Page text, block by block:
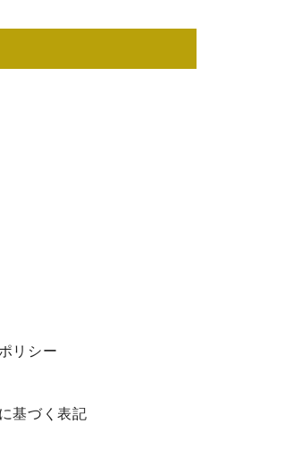
リシー
基づく表記